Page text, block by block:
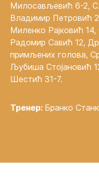
Милосављевић 6-2,
Владимир Петровић
Миленко Рајковић
Радомир Савић 12,
примљених голова,
Љубиша Стојановић
Шестић 31-7.
Тренер: Бранко